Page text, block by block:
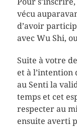
vécu
d’avoir
avec Wu Shi,
Suite à votre
et à
au Senti la
temps et cet
respecter au
ensuite averti